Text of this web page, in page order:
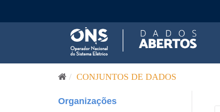
CONJUNTOS DE DADOS
Organizações